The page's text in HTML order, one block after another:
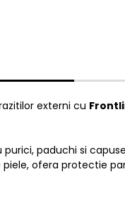
externi cu
paduchi si
ofera protectie